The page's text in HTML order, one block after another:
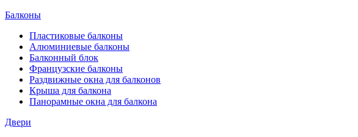
Балконы
Пластиковые балконы
Алюминиевые балконы
Балконный блок
Французские балконы
Раздвижные окна для балконов
Крыша для балкона
Панорамные окна для балкона
Двери